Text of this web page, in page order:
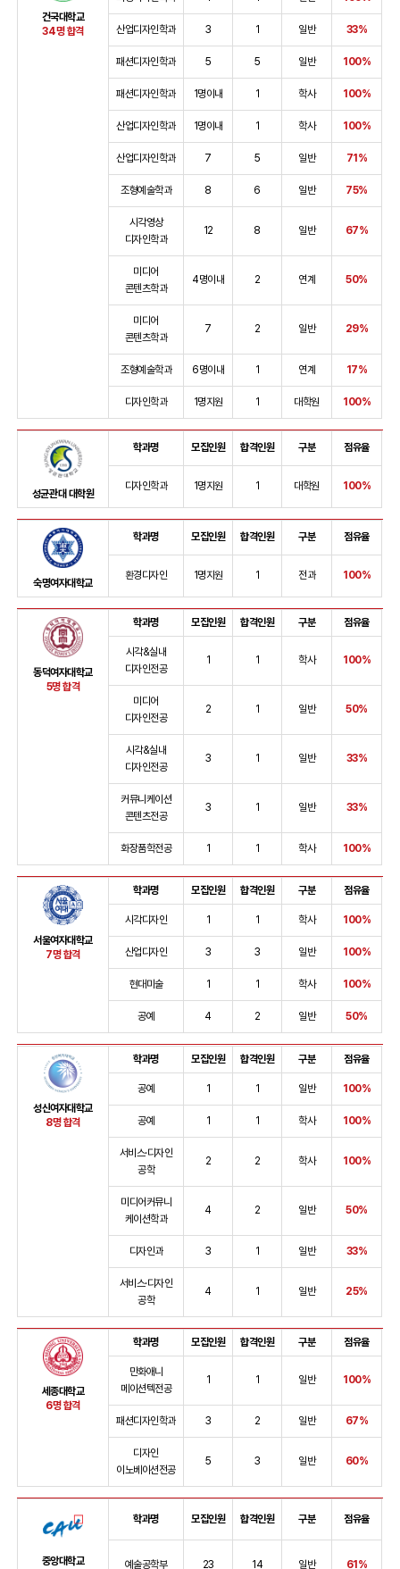
건국대학교
34명 합격
산업디자인학과 3 1 일반 33%
패션디자인학과 5 5 일반 100%
패션디자인학과 1명이내 1 학사 100%
산업디자인학과 1명이내 1 학사 100%
산업디자인학과 7 5 일반 71%
조형예술학과 8 6 일반 75%
시각영상
디자인학과
12 8 일반 67%
미디어
콘텐츠학과
4명이내 2 연계 50%
미디어
콘텐츠학과
7 2 일반 29%
조형예술학과 6명이내 1 연계 17%
디자인학과 1명지원 1 대학원 100%
성균관대 대학원
학과명 모집인원 합격인원 구분 점유율
디자인학과 1명지원 1 대학원 100%
숙명여자대학교
학과명 모집인원 합격인원 구분 점유율
환경디자인 1명지원 1 전과 100%
동덕여자대학교
5명 합격
학과명 모집인원 합격인원 구분 점유율
시각&실내
디자인전공
1 1 학사 100%
미디어
디자인전공
2 1 일반 50%
시각&실내
디자인전공
3 1 일반 33%
커뮤니케이션
콘텐츠전공
3 1 일반 33%
화장품학전공 1 1 학사 100%
서울여자대학교
7명 합격
학과명 모집인원 합격인원 구분 점유율
시각디자인 1 1 학사 100%
산업디자인 3 3 일반 100%
현대미술 1 1 학사 100%
공예 4 2 일반 50%
성신여자대학교
8명 합격
학과명 모집인원 합격인원 구분 점유율
공예 1 1 일반 100%
공예 1 1 학사 100%
서비스·디자인
공학
2 2 학사 100%
미디어커뮤니
케이션학과
4 2 일반 50%
디자인과 3 1 일반 33%
서비스·디자인
공학
4 1 일반 25%
세종대학교
6명 합격
학과명 모집인원 합격인원 구분 점유율
만화애니
메이션텍전공
1 1 일반 100%
패션디자인학과 3 2 일반 67%
디자인
이노베이션전공
5 3 일반 60%
중앙대학교
학과명 모집인원 합격인원 구분 점유율
예술공학부 23 14 일반 61%